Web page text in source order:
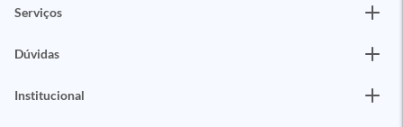
Serviços
Dúvidas
Institucional